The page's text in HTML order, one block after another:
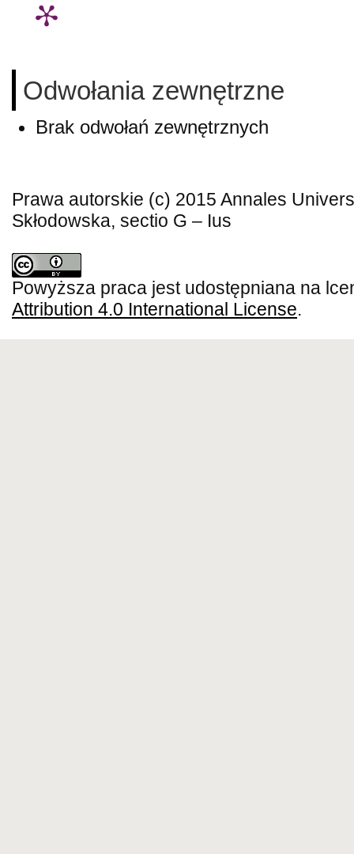
Odwołania zewnętrzne
Brak odwołań zewnętrznych
Prawa autorskie (c) 2015 Annales
Skłodowska, sectio G – Ius
Powyższa praca jest udostępniana na
Attribution 4.0 International License.